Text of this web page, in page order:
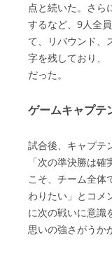
点と続いた。さら
するなど、9人全
て、リバウンド、
字を残しており、
だった。
ゲームキャプテ
試合後、キャプテ
「次の準決勝は
こそ、チーム全体
わりたい」とコメ
に次の戦いに意識
思いの強さがうか